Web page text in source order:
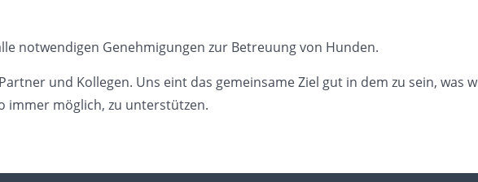
notwendigen Genehmigungen zur Betreuung von Hunden.
und Kollegen. Uns eint das gemeinsame Ziel gut in dem zu sein, was
immer möglich, zu unterstützen.